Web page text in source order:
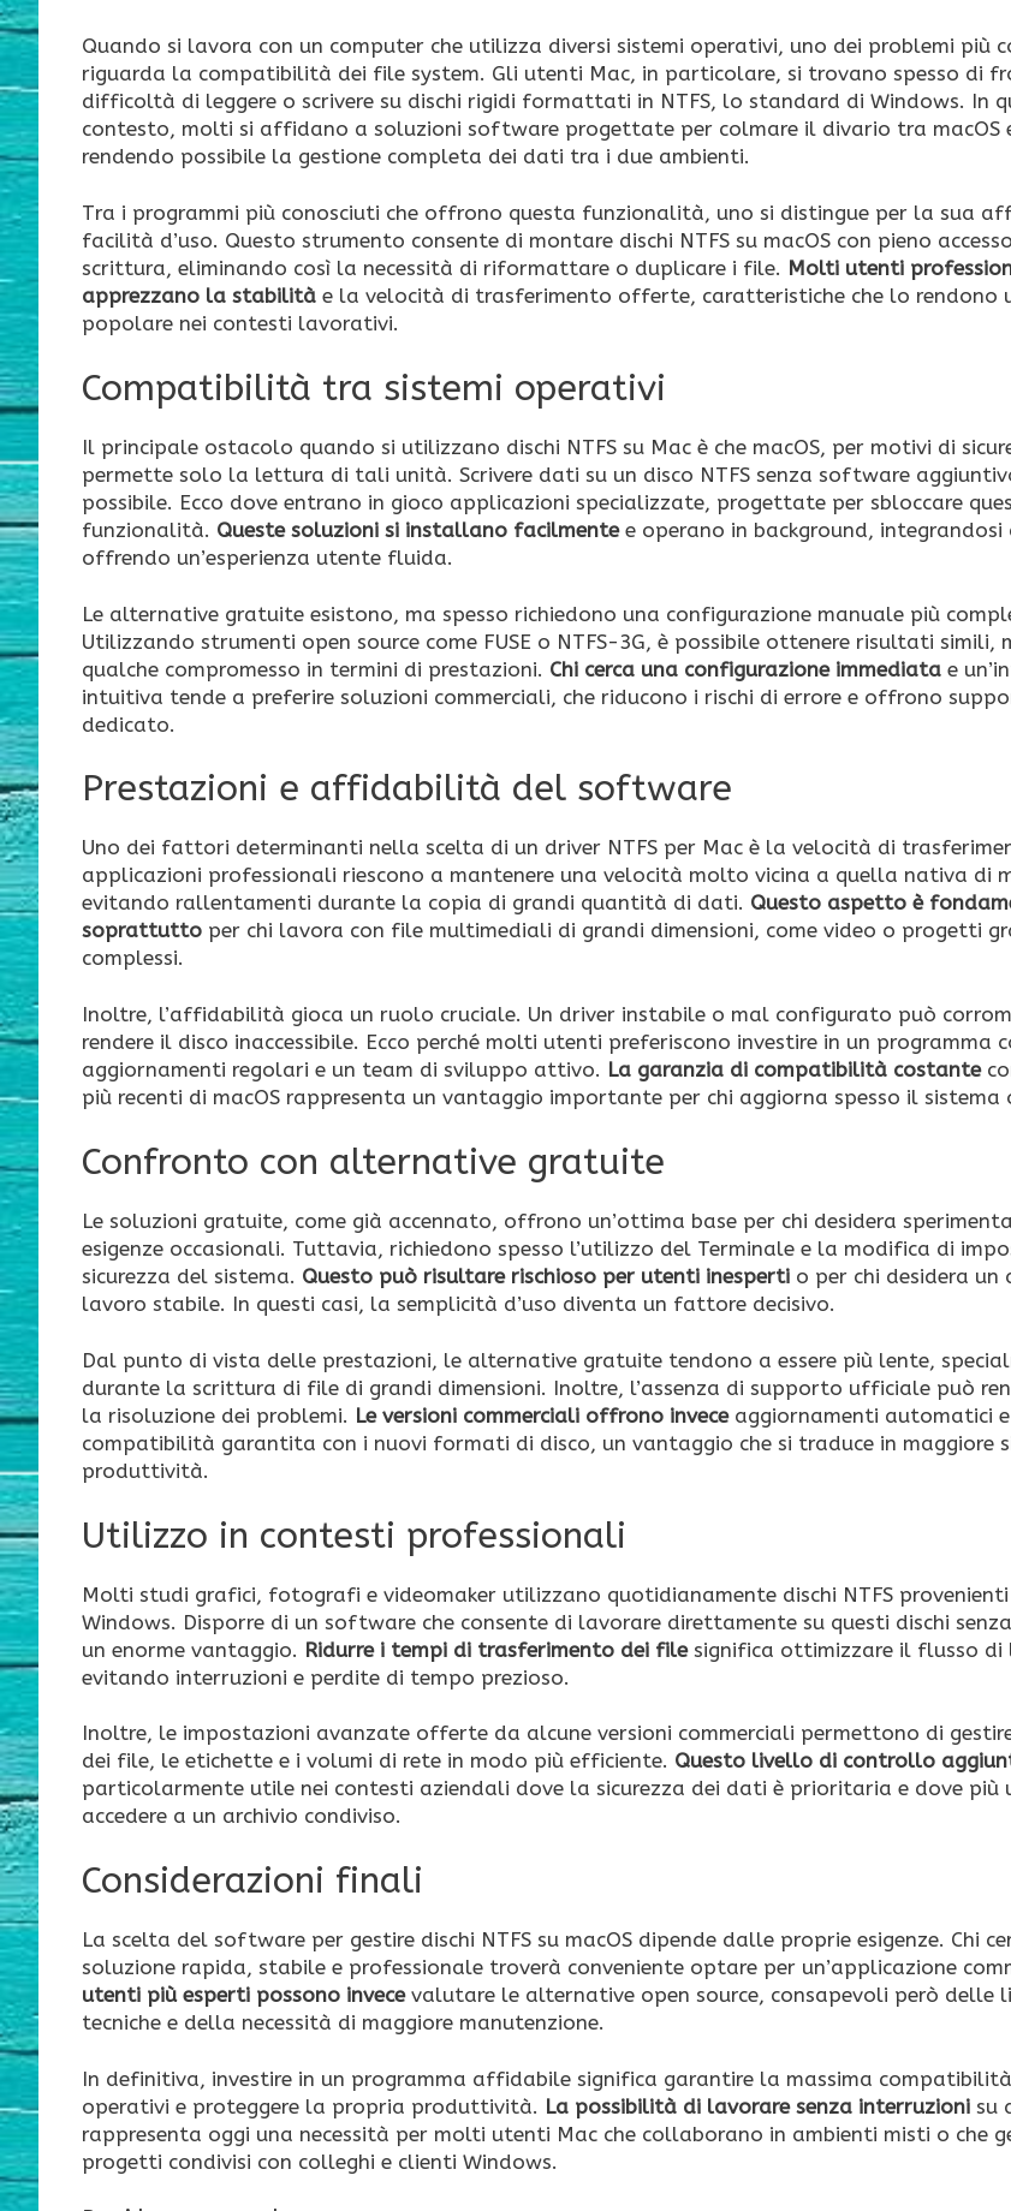
Quando si lavora con un computer che utilizza diversi sistemi operativi, uno dei problemi più
riguarda la compatibilità dei file system. Gli utenti Mac, in particolare, si trovano spesso di
difficoltà di leggere o scrivere su dischi rigidi formattati in NTFS, lo standard di Windows. In
contesto, molti si affidano a soluzioni software progettate per colmare il divario tra macOS
rendendo possibile la gestione completa dei dati tra i due ambienti.
Tra i programmi più conosciuti che offrono questa funzionalità, uno si distingue per la sua
facilità d’uso. Questo strumento consente di montare dischi NTFS su macOS con pieno
scrittura, eliminando così la necessità di riformattare o duplicare i file. Molti utenti
apprezzano la stabilità e la velocità di trasferimento offerte, caratteristiche che lo rendono
popolare nei contesti lavorativi.
Compatibilità tra sistemi operativi
Il principale ostacolo quando si utilizzano dischi NTFS su Mac è che macOS, per motivi di
permette solo la lettura di tali unità. Scrivere dati su un disco NTFS senza software
possibile. Ecco dove entrano in gioco applicazioni specializzate, progettate per sbloccare
funzionalità. Queste soluzioni si installano facilmentee operano in background, integrandosi
offrendo un’esperienza utente fluida.
Le alternative gratuite esistono, ma spesso richiedono una configurazione manuale più
Utilizzando strumenti open source come FUSE o NTFS-3G, è possibile ottenere risultati simili,
qualche compromesso in termini di prestazioni. Chi cerca una configurazione immediata e
intuitiva tende a preferire soluzioni commerciali, che riducono i rischi di errore e offrono
dedicato.
Prestazioni e affidabilità del software
Uno dei fattori determinanti nella scelta di un driver NTFS per Mac è la velocità di
applicazioni professionali riescono a mantenere una velocità molto vicina a quella nativa di
evitando rallentamenti durante la copia di grandi quantità di dati. Questo aspetto è
soprattutto per chi lavora con file multimediali di grandi dimensioni, come video o progetti
complessi.
Inoltre, l’affidabilità gioca un ruolo cruciale. Un driver instabile o mal configurato può
rendere il disco inaccessibile. Ecco perché molti utenti preferiscono investire in un programma
aggiornamenti regolari e un team di sviluppo attivo. La garanzia di compatibilità costante
più recenti di macOS rappresenta un vantaggio importante per chi aggiorna spesso il sistema
Confronto con alternative gratuite
Le soluzioni gratuite, come già accennato, offrono un’ottima base per chi desidera
esigenze occasionali. Tuttavia, richiedono spesso l’utilizzo del Terminale e la modifica di
sicurezza del sistema. Questo può risultare rischioso per utenti inesperti o per chi desidera un
lavoro stabile. In questi casi, la semplicità d’uso diventa un fattore decisivo.
Dal punto di vista delle prestazioni, le alternative gratuite tendono a essere più lente,
durante la scrittura di file di grandi dimensioni. Inoltre, l’assenza di supporto ufficiale può
la risoluzione dei problemi. Le versioni commerciali offrono inveceaggiornamenti automatici e
compatibilità garantita con i nuovi formati di disco, un vantaggio che si traduce in maggiore
produttività.
Utilizzo in contesti professionali
Molti studi grafici, fotografi e videomaker utilizzano quotidianamente dischi NTFS provenienti
Windows. Disporre di un software che consente di lavorare direttamente su questi dischi
un enorme vantaggio. Ridurre i tempi di trasferimento dei filesignifica ottimizzare il flusso di
evitando interruzioni e perdite di tempo prezioso.
Inoltre, le impostazioni avanzate offerte da alcune versioni commerciali permettono di
dei file, le etichette e i volumi di rete in modo più efficiente. Questo livello di controllo
particolarmente utile nei contesti aziendali dove la sicurezza dei dati è prioritaria e dove più
accedere a un archivio condiviso.
Considerazioni finali
La scelta del software per gestire dischi NTFS su macOS dipende dalle proprie esigenze. Chi
soluzione rapida, stabile e professionale troverà conveniente optare per un’applicazione
utenti più esperti possono invecevalutare le alternative open source, consapevoli però delle
tecniche e della necessità di maggiore manutenzione.
In definitiva, investire in un programma affidabile significa garantire la massima
operativi e proteggere la propria produttività. La possibilità di lavorare senza interruzioni su
rappresenta oggi una necessità per molti utenti Mac che collaborano in ambienti misti o che
progetti condivisi con colleghi e clienti Windows.